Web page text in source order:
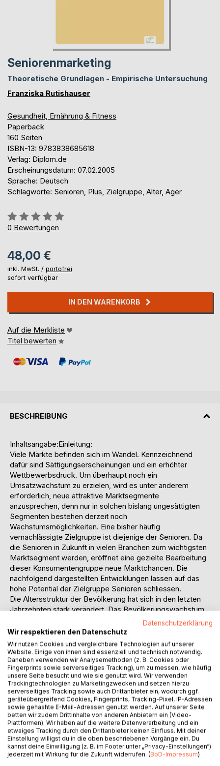
Seniorenmarketing
Theoretische Grundlagen - Empirische Untersuchung
Franziska Rutishauser
Gesundheit, Ernährung & Fitness
Paperback
160 Seiten
ISBN-13: 9783838685618
Verlag: Diplom.de
Erscheinungsdatum: 07.02.2005
Sprache: Deutsch
Schlagworte: Senioren, Plus, Zielgruppe, Alter, Ager
Bewertung::
0%
0 Bewertungen
48,00 €
inkl. MwSt. / portofrei
sofort verfügbar
IN DEN WARENKORB
Auf die Merkliste
Titel bewerten
BESCHREIBUNG
Inhaltsangabe:Einleitung:
Viele Märkte befinden sich im Wandel. Kennzeichnend
dafür sind Sättigungserscheinungen und ein erhöhter
Wettbewerbsdruck. Um überhaupt noch ein
Umsatzwachstum zu erzielen, wird es unter anderem
erforderlich, neue attraktive Marktsegmente
anzusprechen, denn nur in solchen bislang ungesättigten
Segmenten bestehen derzeit noch
Wachstumsmöglichkeiten. Eine bisher häufig
vernachlässigte Zielgruppe ist diejenige der Senioren. Da
die Senioren in Zukunft in vielen Branchen zum wichtigsten
Marktsegment werden, eröffnet eine gezielte Bearbeitung
dieser Konsumentengruppe neue Marktchancen. Die
nachfolgend dargestellten Entwicklungen lassen auf das
hohe Potential der Zielgruppe Senioren schliessen.
Die Altersstruktur der Bevölkerung hat sich in den letzten
Jahrzehnten stark verändert. Das Bevölkerungswachstum
erfolgte hauptsächlich bei den älteren Menschen. So hat
sich in der Schweiz die Zahl der über 64-Jährigen seit 1950
mehr als verdoppelt. Die Zahl der unter 20-Jährigen ist
hingegen seit Beginn der 70er Jahre leicht rückläufig.
Derzeit ist bereits jede dritte Person in der Schweiz über
50 Jahre alt.
Es entsteht eine historisch neue Situation, in der immer
mehr ältere Menschen einer immer geringeren Anzahl
jüngerer Menschen gegenüberstehen. Hauptursachen
dieses demographischen Alterungsprozesses sind
einerseits ein aufgrund von Individualisierungs- und
Emanzipationstrends zu beobachtender
Geburtenrückgang, andererseits eine infolge verbesserter
Umweltbedingungen steigende Lebenserwartung. So
Datenschutzerklärung
Wir respektieren den Datenschutz
Wir nutzen Cookies und vergleichbare Technologien auf unserer
Website. Einige von ihnen sind essenziell und technisch notwendig.
Daneben verwenden wir Analysemethoden (z. B. Cookies oder
Fingerprints sowie serverseitiges Tracking), um zu messen, wie häufig
unsere Seite besucht und wie sie genutzt wird. Wir verwenden
Trackingtechnologien zu Marketingzwecken und setzen hierzu
serverseitiges Tracking sowie auch Drittanbieter ein, wodurch ggf.
geräteübergreifend Cookies, Fingerprints, Tracking-Pixel, IP-Adressen
sowie gehashte E-Mail-Adressen genutzt werden. Auf unserer Seite
betten wir zudem Drittinhalte von anderen Anbietern ein (Video-
Plattformen). Wir haben auf die weitere Datenverarbeitung und ein
etwaiges Tracking durch den Drittanbieter keinen Einfluss. Mit deiner
Einstellung willigst du in die oben beschriebenen Vorgänge ein. Du
kannst deine Einwilligung (z. B. im Footer unter „Privacy-Einstellungen“)
jederzeit mit Wirkung für die Zukunft widerrufen. (BoD-Impressum)